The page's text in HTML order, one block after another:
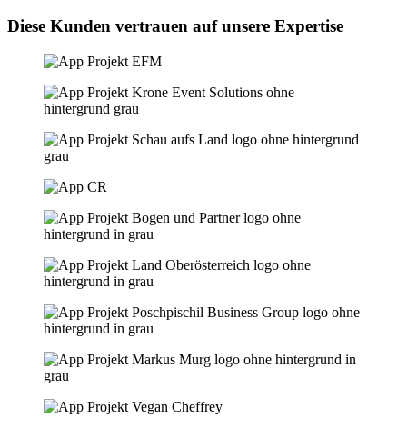
Diese Kunden vertrauen auf unsere Expertise